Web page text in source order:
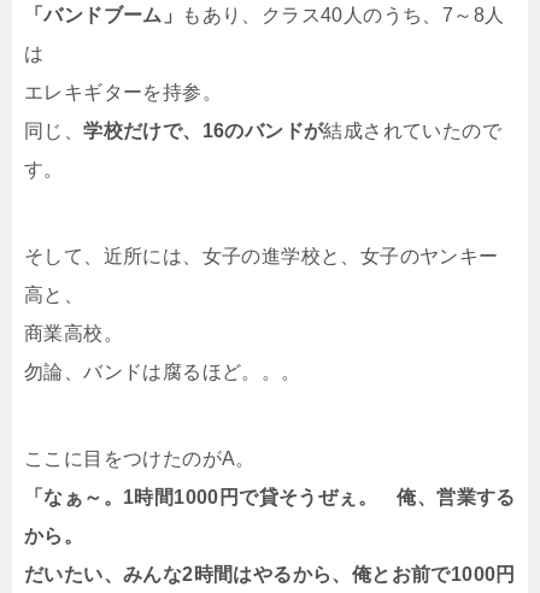
「バンドブーム」
もあり、クラス40人のうち、7～8人
は
エレキギターを持参。
同じ、学校だけで、16のバンドが結成されていたので
す。
そして、近所には、女子の進学校と、女子のヤンキー
高と、
商業高校。
勿論、バンドは腐るほど。。。
ここに目をつけたのがA。
「なぁ～。1時間1000円で貸そうぜぇ。 俺、営業する
から。
だいたい、みんな2時間はやるから、俺とお前で1000円